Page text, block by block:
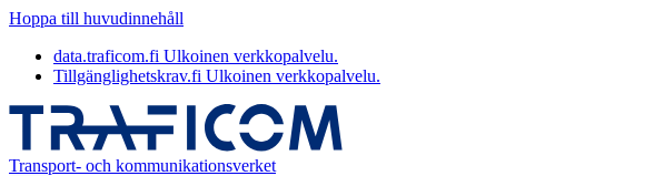
Hoppa till huvudinnehåll
data.traficom.fi Ulkoinen verkkopalvelu.
Tillgänglighetskrav.fi Ulkoinen verkkopalvelu.
Transport- och kommunikationsverket